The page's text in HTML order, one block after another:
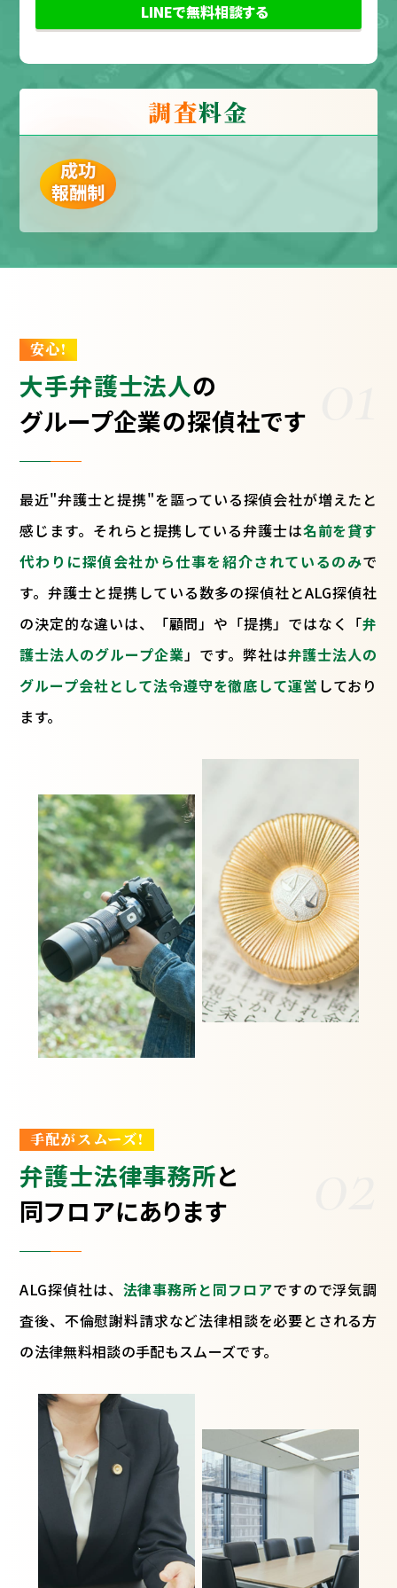
LINEで無料相談する
調査料金
成功
報酬制
安心!
大手弁護士法人の
グループ企業の探偵社です
最近"弁護士と提携"を謳っている探偵会社が増えたと
感じます。それらと提携している弁護士は名前を貸す
代わりに探偵会社から仕事を紹介されているのみで
す。弁護士と提携している数多の探偵社とALG探偵社
の決定的な違いは、「顧問」や「提携」ではなく「弁
護士法人のグループ企業 」です。弊社は弁護士法人の
グループ会社として法令遵守を徹底して運営 しており
ます。
手配がスムーズ!
弁護士法律事務所と
同フロアにあります
ALG探偵社は、 法律事務所と同フロアですので浮気調
査後、不倫慰謝料請求など法律相談を必要とされる方
の法律無料相談の手配もスムーズです。